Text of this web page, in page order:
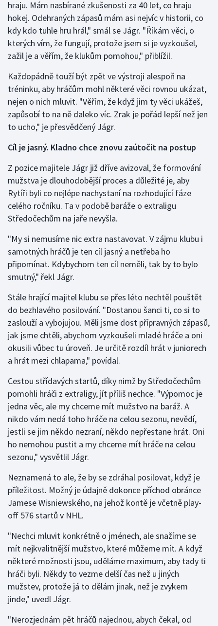
hraju. Mám nasbírané zkušenosti za 40 let, co hraju
hokej. Odehraných zápasů mám asi nejvíc v historii, co
kdy kdo tuhle hru hrál," smál se Jágr. "Říkám věci, o
kterých vím, že fungují, protože jsem si je vyzkoušel,
zažil je a věřím, že klukům pomohou," přiblížil.
Každopádně touží být zpět ve výstroji alespoň na
tréninku, aby hráčům mohl některé věci rovnou ukázat,
nejen o nich mluvit. "Věřím, že když jim ty věci ukážeš,
zapůsobí to na ně daleko víc. Zrak je pořád lepší než jen
to ucho," je přesvědčený Jágr.
Cíl je jasný. Kladno chce znovu zaútočit na postup
Z pozice majitele Jágr již dříve avizoval, že formování
mužstva je dlouhodobější proces a důležité je, aby
Rytíři byli co nejlépe nachystaní na rozhodující fáze
celého ročníku. Ta v podobě baráže o extraligu
Středočechům na jaře nevyšla.
"My si nemusíme nic extra nastavovat. V zájmu klubu i
samotných hráčů je ten cíl jasný a netřeba ho
připomínat. Kdybychom ten cíl neměli, tak by to bylo
smutný," řekl Jágr.
Stále hrající majitel klubu se přes léto nechtěl pouštět
do bezhlavého posilování. "Dostanou šanci ti, co si to
zaslouží a vybojujou. Měli jsme dost přípravných zápasů,
jak jsme chtěli, abychom vyzkoušeli mladé hráče a oni
okusili vůbec tu úroveň. Je určitě rozdíl hrát v juniorech
a hrát mezi chlapama," povídal.
Cestou střídavých startů, díky nimž by Středočechům
pomohli hráči z extraligy, jít příliš nechce. "Výpomoc je
jedna věc, ale my chceme mít mužstvo na baráž. A
nikdo vám nedá toho hráče na celou sezonu, nevědí,
jestli se jim někdo nezraní, někdo nepřestane hrát. Oni
ho nemohou pustit a my chceme mít hráče na celou
sezonu," vysvětlil Jágr.
Neznamená to ale, že by se zdráhal posilovat, když je
příležitost. Možný je údajně dokonce příchod obránce
Jamese Wisniewského, na jehož kontě je včetně play-
off 576 startů v NHL.
"Nechci mluvit konkrétně o jménech, ale snažíme se
mít nejkvalitnější mužstvo, které můžeme mít. A když
některé možnosti jsou, uděláme maximum, aby tady ti
hráči byli. Někdy to vezme delší čas než u jiných
mužstev, protože já to dělám jinak, než je zvykem
jinde," uvedl Jágr.
"Nerozjednám pět hráčů najednou, abych čekal, od